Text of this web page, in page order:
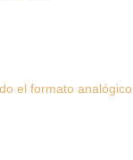
el formato analógico